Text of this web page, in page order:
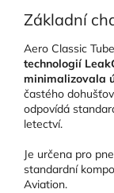
Základní
Aero Classic
technologií
minimalizovala
častého
odpovídá
letectví.
Je určena pro
standardní
Aviation.